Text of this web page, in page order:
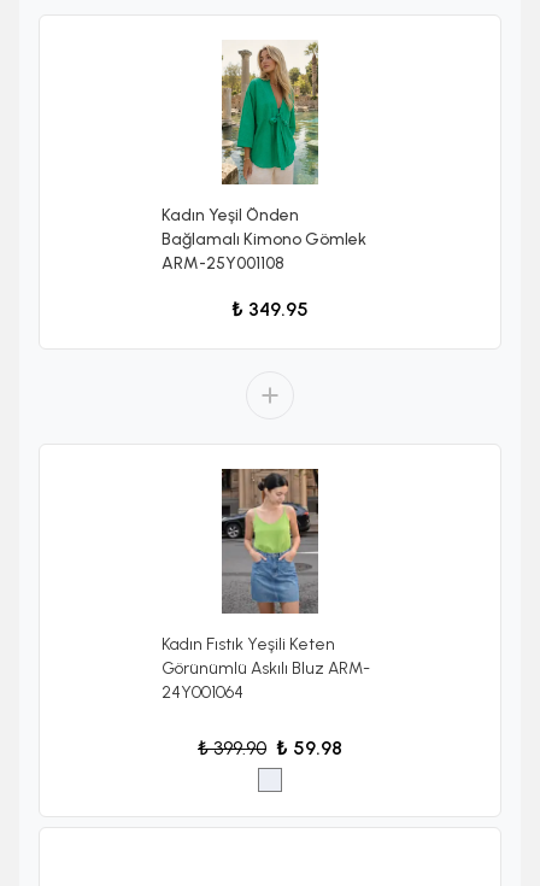
Kadın Yeşil Önden
Bağlamalı Kimono Gömlek
ARM-25Y001108
₺ 349.95
Kadın Fıstık Yeşili Keten
Görünümlü Askılı Bluz ARM-
24Y001064
₺ 399.90 ₺ 59.98